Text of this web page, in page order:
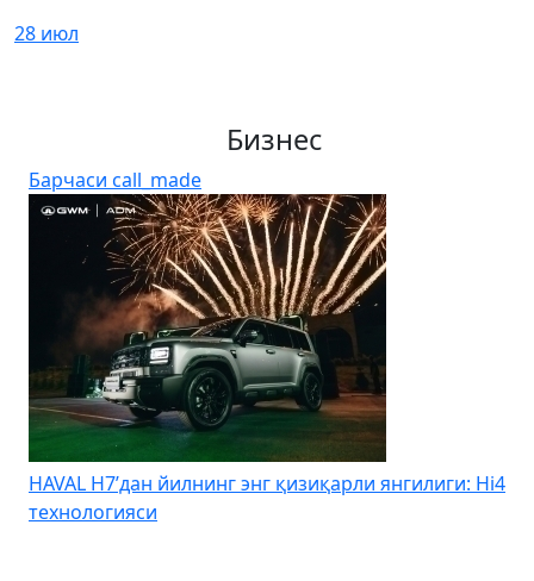
28 июл
Бизнес
Барчаси call_made
H7’дан йилнинг энг қизиқарли янгилиги: Hi4
Kia